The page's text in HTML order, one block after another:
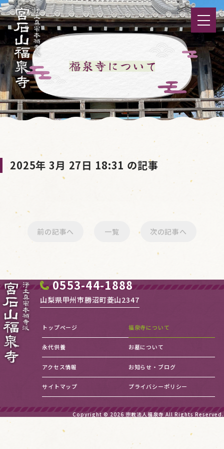
2025年 3月 27日 18:31 の記事
前の記事へ 一覧 次の記事へ
0553-44-1888
山梨県甲州市勝沼町菱山2347
トップページ 福泉寺について
永代供養 お墓について
アクセス情報 お知らせ・ブログ
サイトマップ プライバシーポリシー
Copyright © 2026宗教法人福泉寺All Rights Reserved.